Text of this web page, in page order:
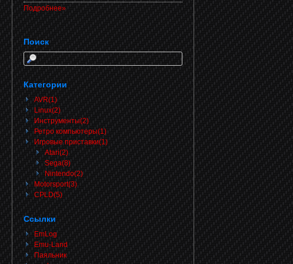
Подробнее»
Поиск
Категории
AVR(1)
Linux(2)
Инструменты(2)
Ретро компьютеры(1)
Игровые приставки(1)
Atari(2)
Sega(8)
Nintendo(2)
Motorsport(3)
CPLD(5)
Ссылки
EmLog
Emu-Land
Паяльник